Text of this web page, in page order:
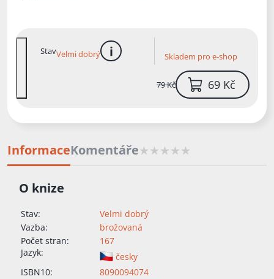
StavVelmi dobrý více informací Skladem pro e-shop
79 Kč 69 Kč
InformaceKomentáře
O knize
Stav:
Velmi dobrý
Vazba:
brožovaná
Počet stran:
167
Jazyk:
česky
ISBN10:
8090094074